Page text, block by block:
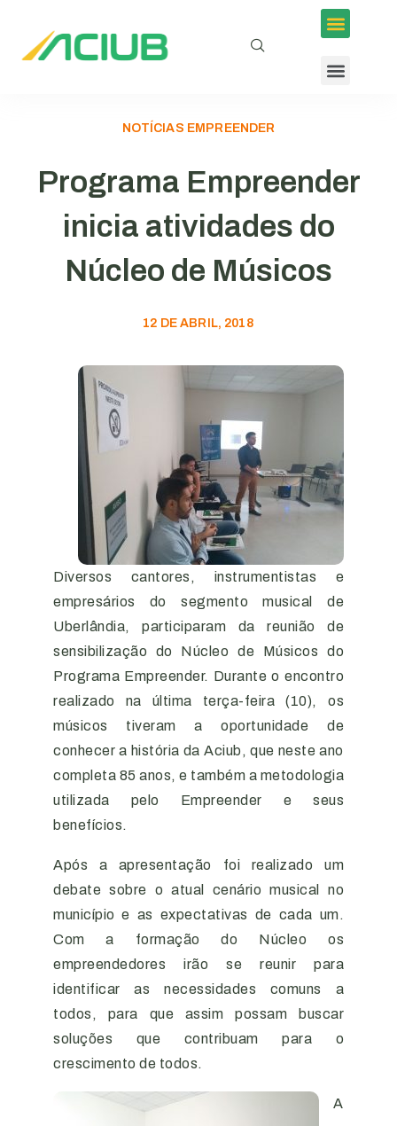
NOTÍCIAS EMPREENDER
Programa Empreender
inicia atividades do
Núcleo de Músicos
12 DE ABRIL, 2018
Diversos cantores, instrumentistas e
empresários do segmento musical de
Uberlândia, participaram da reunião de
sensibilização do Núcleo de Músicos do
Programa Empreender. Durante o encontro
realizado na última terça-feira (10), os
músicos tiveram a oportunidade de
conhecer a história da Aciub, que neste ano
completa 85 anos, e também a metodologia
utilizada pelo Empreender e seus
benefícios.
Após a apresentação foi realizado um
debate sobre o atual cenário musical no
município e as expectativas de cada um.
Com a formação do Núcleo os
empreendedores irão se reunir para
identificar as necessidades comuns a
todos, para que assim possam buscar
soluções que contribuam para o
crescimento de todos.
A